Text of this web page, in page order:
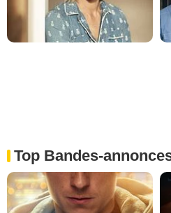
Top Bandes-